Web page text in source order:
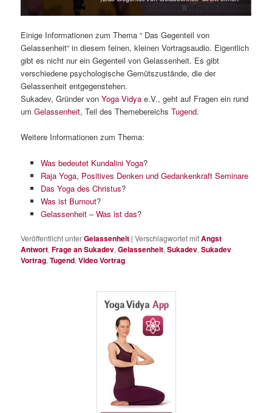
Einige Informationen zum Thema “ Das Gegenteil von
Gelassenheit“ in diesem feinen, kleinen Vortragsaudio. Eigentlich
gibt es nicht nur ein Gegenteil von Gelassenheit. Es gibt
verschiedene psychologische Gemütszustände, die der
Gelassenheit entgegenstehen.
Sukadev, Gründer vonYoga Vidya e.V., geht auf Fragen ein rund
umGelassenheit, Teil des ThemebereichsTugend.
Weitere Informationen zum Thema:
Was bedeutet Kundalini Yoga?
Raja Yoga, Positives Denken und Gedankenkraft Seminare
Das Yoga des Christus?
Was ist Burnout?
Gelassenheit – Was ist das?
Veröffentlicht unterGelassenheit |Verschlagwortet mitAngst
Antwort,Frage an Sukadev,Gelassenheit,Sukadev,Sukadev
Vortrag,Tugend,Video Vortrag